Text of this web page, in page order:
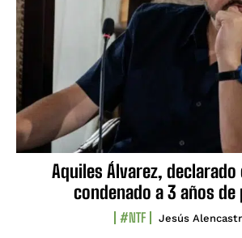
Aquiles Álvarez, declarado
condenado a 3 años
#NTF Jesús